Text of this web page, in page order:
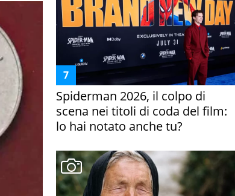
Spiderman 2026, il colpo di
scena nei titoli di coda del film:
lo hai notato anche tu?